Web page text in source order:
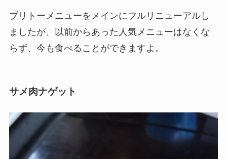
ブリトーメニューをメインにフルリニューアルし
ましたが、以前からあった人気メニューはなくな
らず、今も食べることができますよ。
サメ肉ナゲット